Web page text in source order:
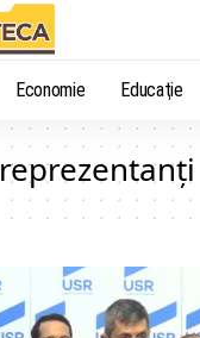
Economie Educaţie
reprezentanţi